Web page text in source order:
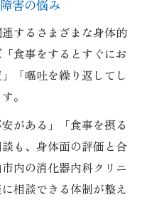
害の悩み
するさまざまな身体的
食事をするとすぐにお
「嘔吐を繰り返してし
。
がある」「食事を摂る
も、身体面の評価と合
内の消化器内科クリニ
相談できる体制が整え